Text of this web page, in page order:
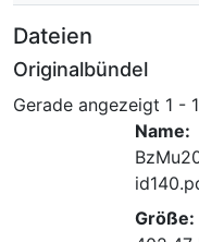
Dateien
Originalbündel
Gerade angezeigt 1 -
Name:
Größe: